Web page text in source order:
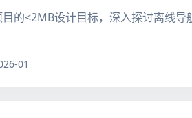
的<2MB设计目标，深入探讨离线
01